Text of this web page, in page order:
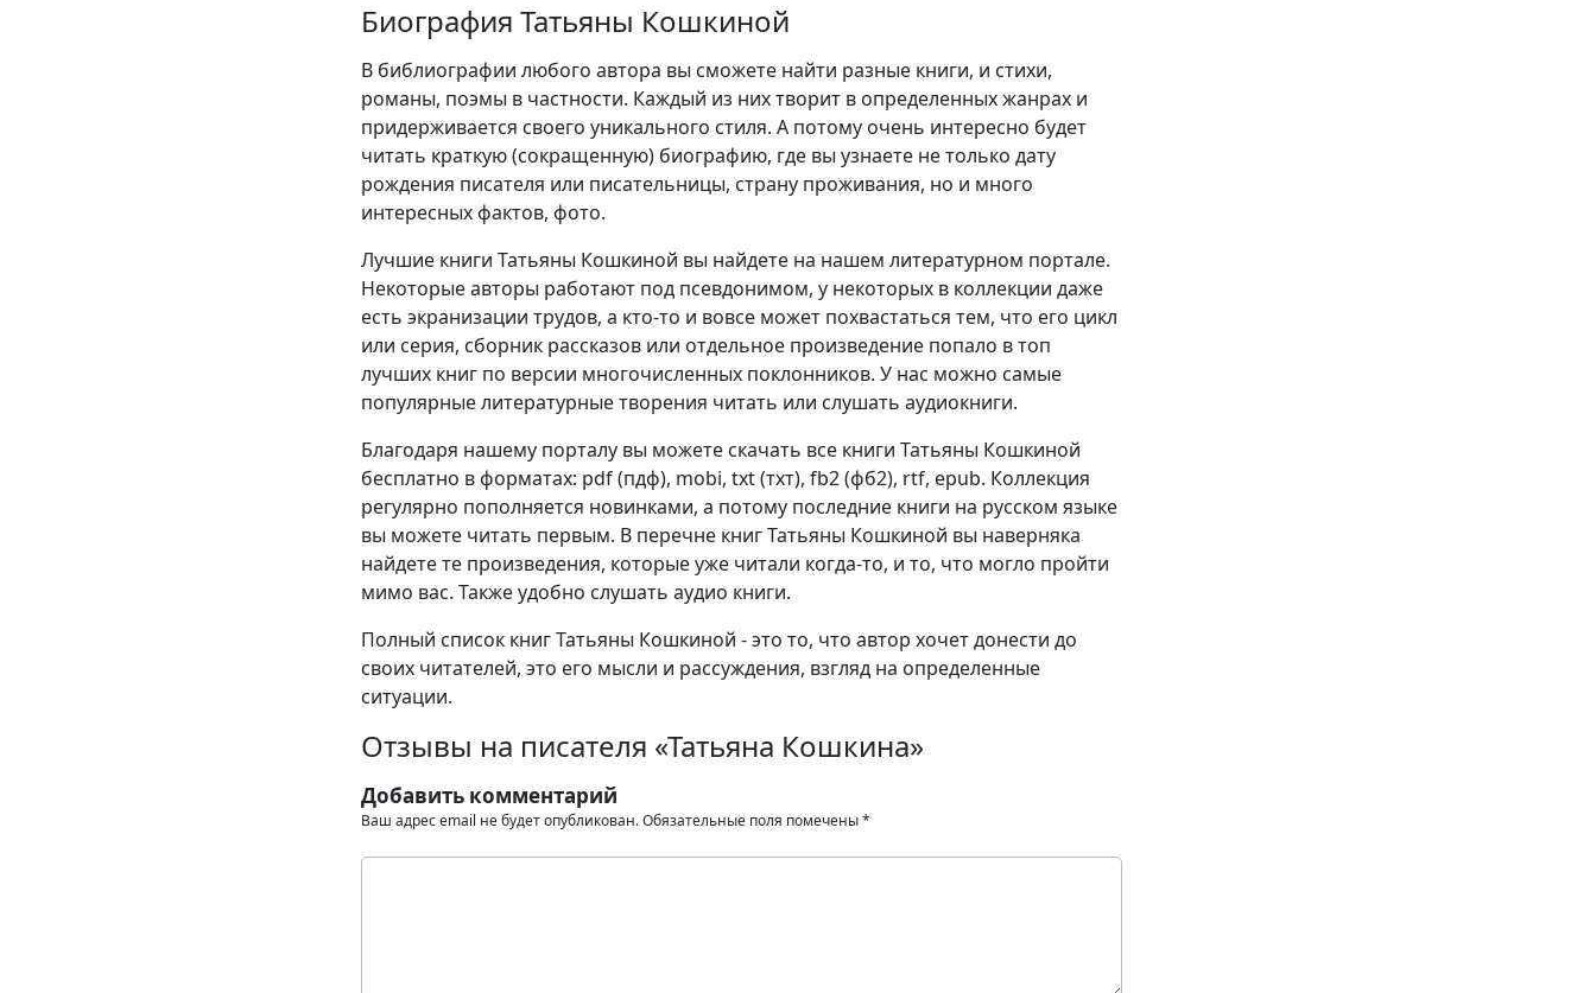
Биография Татьяны Кошкиной
В библиографии любого автора вы сможете найти разные книги, и стихи,
романы, поэмы в частности. Каждый из них творит в определенных жанрах и
придерживается своего уникального стиля. А потому очень интересно будет
читать краткую (сокращенную) биографию, где вы узнаете не только дату
рождения писателя или писательницы, страну проживания, но и много
интересных фактов, фото.
Лучшие книги Татьяны Кошкиной вы найдете на нашем литературном портале.
Некоторые авторы работают под псевдонимом, у некоторых в коллекции даже
есть экранизации трудов, а кто-то и вовсе может похвастаться тем, что его цикл
или серия, сборник рассказов или отдельное произведение попало в топ
лучших книг по версии многочисленных поклонников. У нас можно самые
популярные литературные творения читать или слушать аудиокниги.
Благодаря нашему порталу вы можете скачать все книги Татьяны Кошкиной
бесплатно в форматах: pdf (пдф), mobi, txt (тхт), fb2 (фб2), rtf, epub. Коллекция
регулярно пополняется новинками, а потому последние книги на русском языке
вы можете читать первым. В перечне книг Татьяны Кошкиной вы наверняка
найдете те произведения, которые уже читали когда-то, и то, что могло пройти
мимо вас. Также удобно слушать аудио книги.
Полный список книг Татьяны Кошкиной - это то, что автор хочет донести до
своих читателей, это его мысли и рассуждения, взгляд на определенные
ситуации.
Отзывы на писателя «Татьяна Кошкина»
Добавить комментарий
Ваш адрес email не будет опубликован.Обязательные поля помечены*